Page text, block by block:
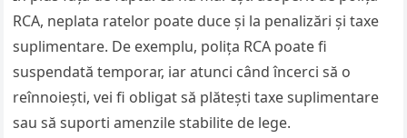
RCA, neplata ratelor poate duce și la penalizări și taxe
suplimentare. De exemplu, polița RCA poate fi
suspendată temporar, iar atunci când încerci să o
reînnoiești, vei fi obligat să plătești taxe suplimentare
sau să suporti amenzile stabilite de lege.